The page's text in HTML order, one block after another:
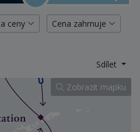
ceny
Cena zahrnuje
Sdílet
Zobrazit mapku